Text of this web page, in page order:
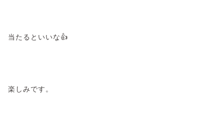
当たるといいな👍
楽しみです。